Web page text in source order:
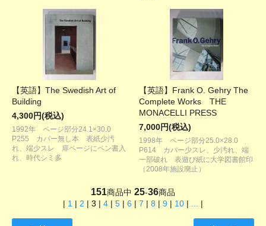
【英語】The Swedish Art of
Building
4,300円(税込)
1992年 ページ部分24.1×30.0
P255 カバー無し本 表紙少汚
れ、端少スレ 扉ページにペン書入
れ、時代シミ多
【英語】Frank O. Gehry The
Complete Works THE
MONACELLI PRESS
7,000円(税込)
1998年 ページ部分25.0×28.0
P614 カバー少スレ、少汚れ、端
一部破れ 表遊び紙に大学図書館印
（2008年施設廃止）
151商品中 25-36商品
| 1 | 2 | 3 | 4 | 5 | 6 | 7 | 8 | 9 | 10 | ... |